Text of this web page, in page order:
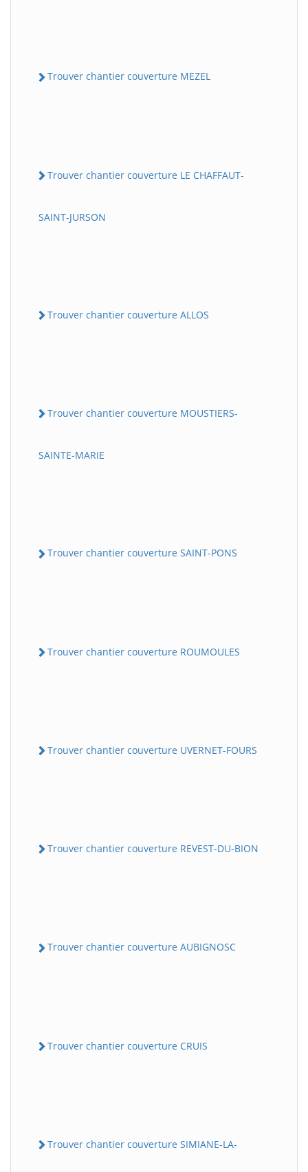
Trouver chantier couverture MEZEL
Trouver chantier couverture LE CHAFFAUT-
SAINT-JURSON
Trouver chantier couverture ALLOS
Trouver chantier couverture MOUSTIERS-
SAINTE-MARIE
Trouver chantier couverture SAINT-PONS
Trouver chantier couverture ROUMOULES
Trouver chantier couverture UVERNET-FOURS
Trouver chantier couverture REVEST-DU-BION
Trouver chantier couverture AUBIGNOSC
Trouver chantier couverture CRUIS
Trouver chantier couverture SIMIANE-LA-